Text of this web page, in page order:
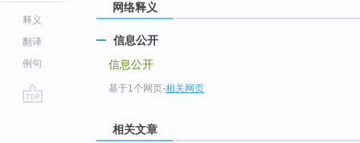
释义
翻译
例句
网络释义
信息公开
信息公开
基于1个网页-相关网页
相关文章